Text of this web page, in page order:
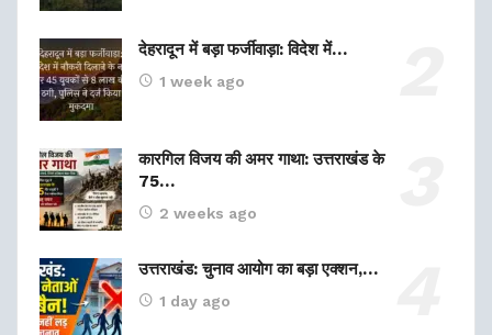
देहरादून में बड़ा फर्जीवाड़ा: विदेश में…
1 week ago
कारगिल विजय की अमर गाथा: उत्तराखंड के
75…
2 weeks ago
उत्तराखंड: चुनाव आयोग का बड़ा एक्शन,…
1 day ago